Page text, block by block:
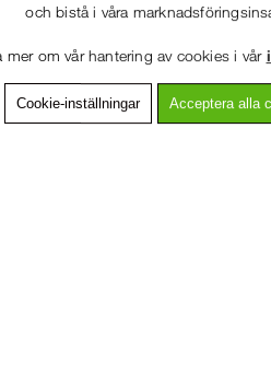
och bistå i våra
mer om vår hantering av cookies i vår
Cookie-inställningar Acceptera alla